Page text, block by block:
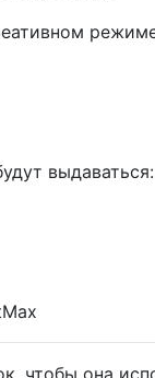
выдаваться:
чтобы она